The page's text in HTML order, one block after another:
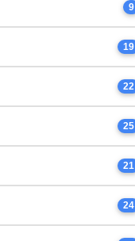
9
19
22
25
21
24